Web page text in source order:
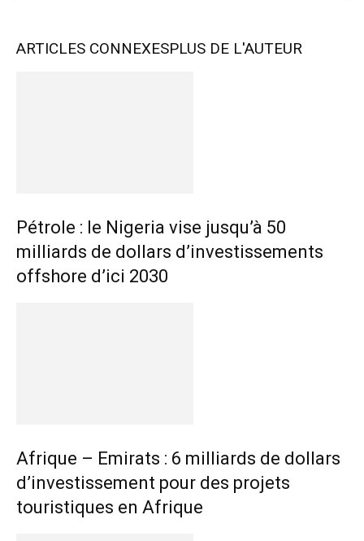
ARTICLES CONNEXESPLUS DE L'AUTEUR
Pétrole : le Nigeria vise jusqu’à 50
milliards de dollars d’investissements
offshore d’ici 2030
Afrique – Emirats : 6 milliards de dollars
d’investissement pour des projets
touristiques en Afrique